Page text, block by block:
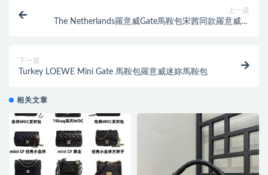
上一篇
The Netherlands羅意威Gate馬鞍包宋茜同款羅意威包
下一篇
Turkey LOEWE Mini Gate 馬鞍包羅意威迷妳馬鞍包
相关文章